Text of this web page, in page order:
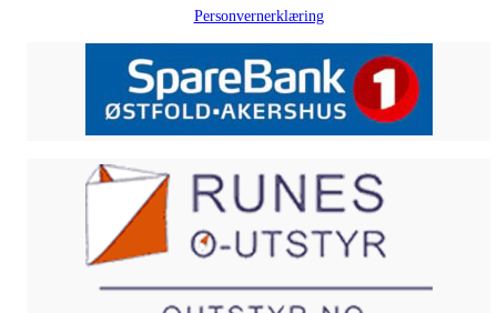
Personvernerklæring